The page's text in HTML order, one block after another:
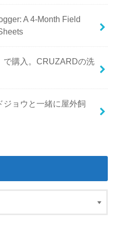
A 4-Month Field
で購入。CRUZARDの洗
ジョウと一緒に屋外飼